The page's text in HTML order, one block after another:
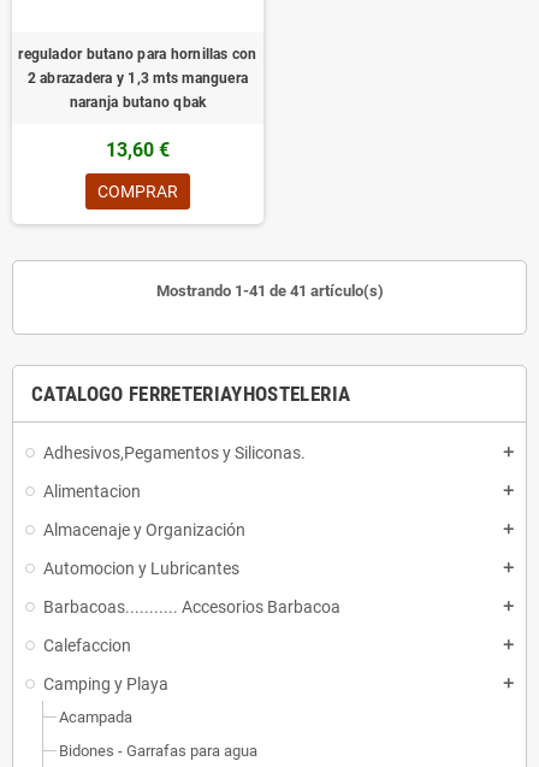
CATALOGO FERRETERIAYHOSTELERIA
Adhesivos,Pegamentos y Siliconas. add
Alimentacion add
Almacenaje y Organización add
Automocion y Lubricantes add
Barbacoas........... Accesorios Barbacoa add
Calefaccion add
Camping y Playa add
Acampada
Bidones - Garrafas para agua
regulador butano para hornillas con
2 abrazadera y 1,3 mts manguera
naranja butano qbak
13,60 €
COMPRAR
Mostrando 1-41 de 41 artículo(s)